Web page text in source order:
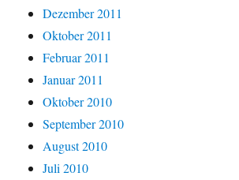
Dezember 2011
Oktober 2011
Februar 2011
Januar 2011
Oktober 2010
September 2010
August 2010
Juli 2010